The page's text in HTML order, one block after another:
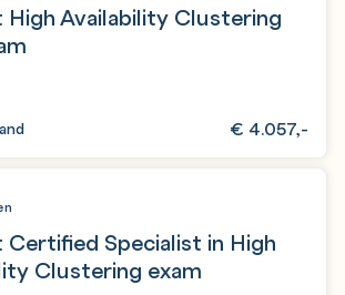
High Availability Clustering
€ 4.057,-
Certified Specialist in High
Clustering exam